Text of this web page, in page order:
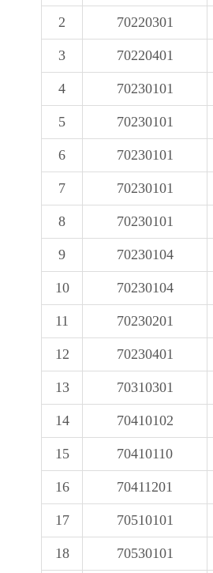
2 70220301
3 70220401
4 70230101
5 70230101
6 70230101
7 70230101
8 70230101
9 70230104
10 70230104
11 70230201
12 70230401
13 70310301
14 70410102
15 70410110
16 70411201
17 70510101
18 70530101